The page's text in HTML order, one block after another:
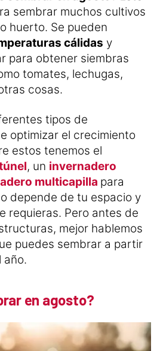
sembrar muchos cultivos
huerto. Se pueden
cálidas y
para obtener siembras
tomates, lechugas,
cosas.
tipos de
optimizar el crecimiento
estos tenemos el
, un invernadero
multicapilla para
depende de tu espacio y
requieras. Pero antes de
mejor hablemos
puedes sembrar a partir
año.
en agosto?